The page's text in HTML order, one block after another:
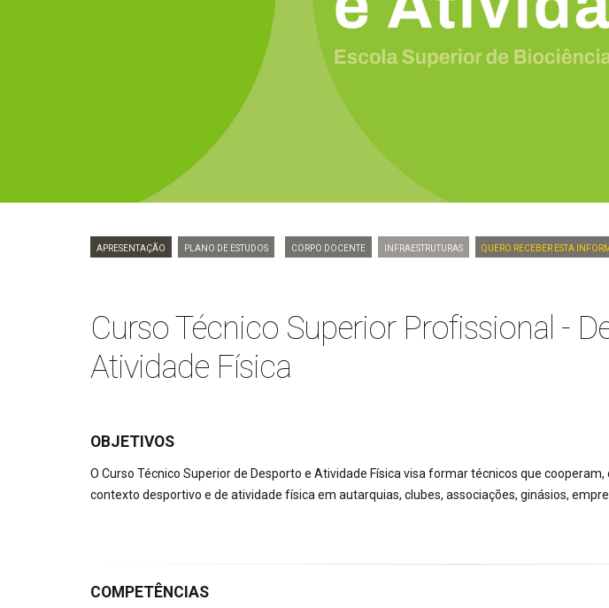
Apresentação Plano de Estudos Corpo Docente Infraestruturas Quero Receber Esta
Curso Técnico Superior Profissional -
Atividade Física
OBJETIVOS
O Curso Técnico Superior de Desporto e Atividade Física visa formar técnicos que
contexto desportivo e de atividade física em autarquias, clubes, associações, ginásios,
COMPETÊNCIAS